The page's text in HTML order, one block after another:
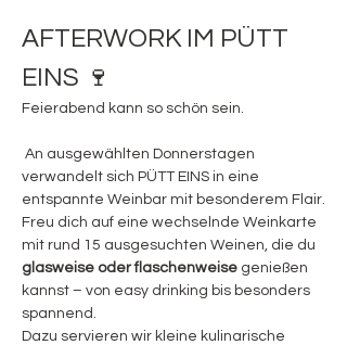
AFTERWORK IM PÜTT
EINS 🍷
Feierabend kann so schön sein.
verwandelt sich PÜTT EINS in eine
entspannte Weinbar mit besonderem Flair.
Freu dich auf eine wechselnde Weinkarte
mit rund 15 ausgesuchten Weinen, die du
glasweise oder flaschenweise genießen
kannst – von easy drinking bis besonders
spannend.
Dazu servieren wir kleine kulinarische